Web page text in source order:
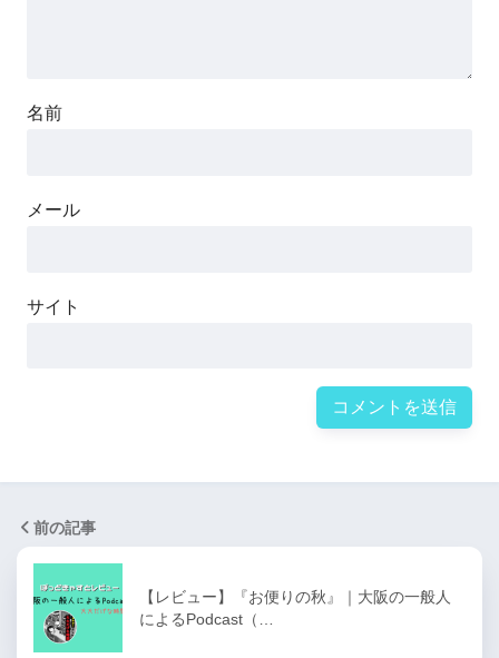
名前
メール
サイト
前の記事
【レビュー】『お便りの秋』｜大阪の一般人
によるPodcast（…